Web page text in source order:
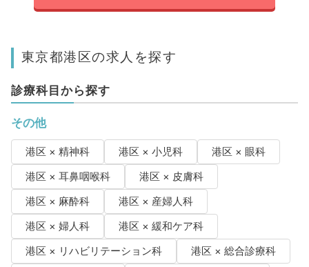
東京都港区の求人を探す
診療科目から探す
その他
港区 × 精神科 港区 × 小児科
港区 × 眼科
港区 × 耳鼻咽喉科
港区 × 皮膚科
港区 × 麻酔科
港区 × 産婦人科
港区 × 婦人科
港区 × 緩和ケア科
港区 × リハビリテーション科
港区 × 総合診療科